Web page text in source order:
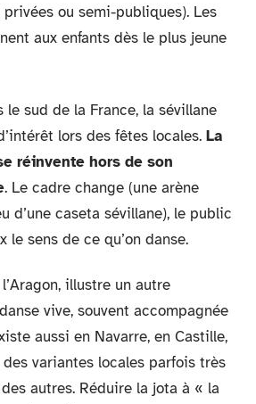
ou semi-publiques). Les
aux enfants dès le plus jeune
le sud de la France, la sévillane
lors des fêtes locales. La
réinvente hors de son
. Le cadre change (une arène
d’une caseta sévillane), le public
le sens de ce qu’on danse.
illustre un autre
vive, souvent accompagnée
aussi en Navarre, en Castille,
des variantes locales parfois très
autres. Réduire la jota à « la